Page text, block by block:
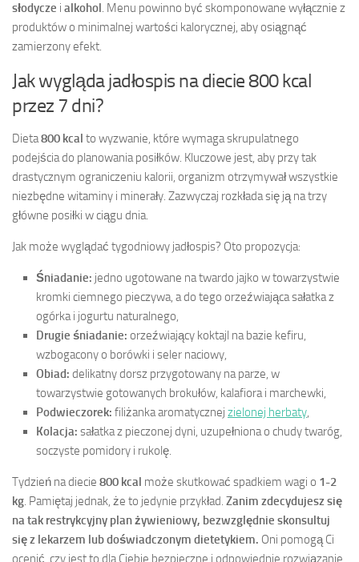
słodycze i alkohol. Menu powinno być skomponowane wyłącznie z
produktów o minimalnej wartości kalorycznej, aby osiągnąć
zamierzony efekt.
Jak wygląda jadłospis na diecie 800 kcal
przez 7 dni?
Dieta800 kcal to wyzwanie, które wymaga skrupulatnego
podejścia do planowania posiłków. Kluczowe jest, aby przy tak
drastycznym ograniczeniu kalorii, organizm otrzymywał wszystkie
niezbędne witaminy i minerały. Zazwyczaj rozkłada się ją na trzy
główne posiłki w ciągu dnia.
Jak może wyglądać tygodniowy jadłospis? Oto propozycja:
Śniadanie: jedno ugotowane na twardo jajko w towarzystwie
kromki ciemnego pieczywa, a do tego orzeźwiająca sałatka z
ogórka i jogurtu naturalnego,
Drugie śniadanie: orzeźwiający koktajl na bazie kefiru,
wzbogacony o borówki i seler naciowy,
Obiad: delikatny dorsz przygotowany na parze, w
towarzystwie gotowanych brokułów, kalafiora i marchewki,
Podwieczorek: filiżanka aromatycznej zielonej herbaty,
Kolacja: sałatka z pieczonej dyni, uzupełniona o chudy twaróg,
soczyste pomidory i rukolę.
Tydzień na diecie 800 kcal może skutkować spadkiem wagi o 1-2
kg. Pamiętaj jednak, że to jedynie przykład. Zanim zdecydujesz się
na tak restrykcyjny plan żywieniowy, bezwzględnie skonsultuj
się z lekarzem lub doświadczonym dietetykiem. Oni pomogą Ci
ocenić, czy jest to dla Ciebie bezpieczne i odpowiednie rozwiązanie.